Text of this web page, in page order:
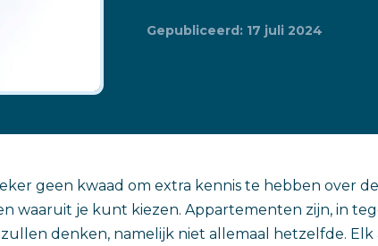
Gepubliceerd: 17 juli 2024
geen kwaad om extra kennis te hebben over
waaruit je kunt kiezen. Appartementen zijn, in
denken, namelijk niet allemaal hetzelfde.